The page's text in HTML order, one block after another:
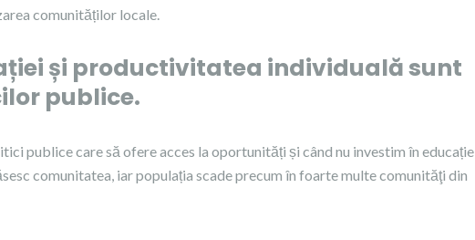
comunităților locale.
și productivitatea individuală sunt
publice.
publice care să ofere acces la oportunități și când nu investim în educație
comunitatea, iar populația scade precum în foarte multe comunităţi din